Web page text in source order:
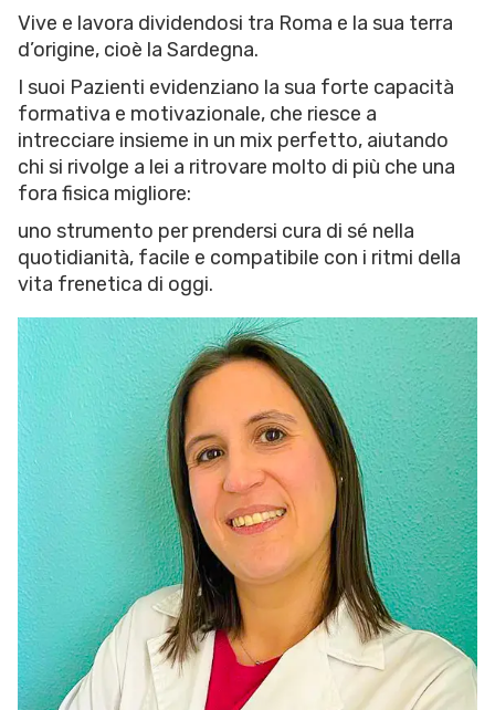
Vive e lavora dividendosi tra Roma e la sua terra
d’origine, cioè la Sardegna.
I suoi Pazienti evidenziano la sua forte capacità
formativa e motivazionale, che riesce a
intrecciare insieme in un mix perfetto, aiutando
chi si rivolge a lei a ritrovare molto di più che una
fora fisica migliore:
uno strumento per prendersi cura di sé nella
quotidianità, facile e compatibile con i ritmi della
vita frenetica di oggi.